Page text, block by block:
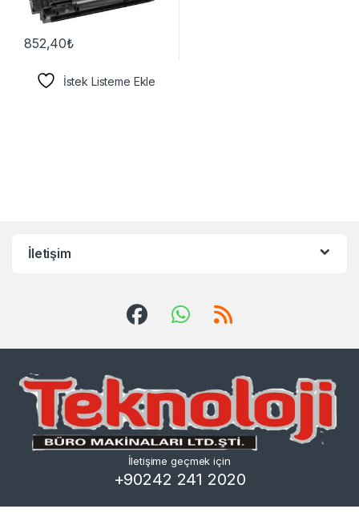
852,40₺
İstek Listeme Ekle
İletişim
İletişime geçmek için
+90242 241 2020